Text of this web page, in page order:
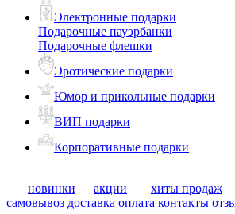
Электронные подарки
Подарочные пауэрбанки
Подарочные флешки
Эротические подарки
Юмор и прикольные подарки
ВИП подарки
Корпоративные подарки
новинки акции
хиты продаж
самовывоз доставка оплата контакты